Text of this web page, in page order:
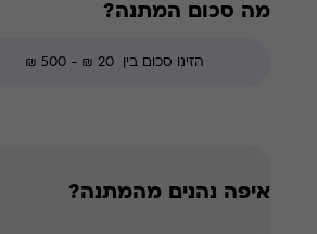
מה סכום המתנה?
איפה נהנים מהמתנה?